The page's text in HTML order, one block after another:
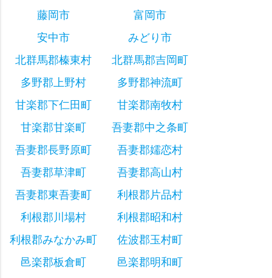
藤岡市
富岡市
安中市
みどり市
北群馬郡榛東村
北群馬郡吉岡町
多野郡上野村
多野郡神流町
甘楽郡下仁田町
甘楽郡南牧村
甘楽郡甘楽町
吾妻郡中之条町
吾妻郡長野原町
吾妻郡嬬恋村
吾妻郡草津町
吾妻郡高山村
吾妻郡東吾妻町
利根郡片品村
利根郡川場村
利根郡昭和村
利根郡みなかみ町
佐波郡玉村町
邑楽郡板倉町
邑楽郡明和町